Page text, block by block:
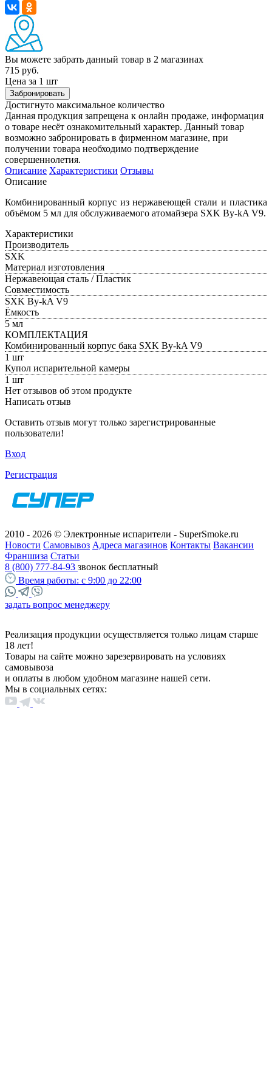
Вы можете забрать данный товар в 2 магазинах
715 руб.
Цена за 1 шт
Забронировать
Достигнуто максимальное количество
Данная продукция запрещена к онлайн продаже, информация
о товаре несёт ознакомительный характер. Данный товар
возможно забронировать в фирменном магазине, при
получении товара необходимо подтверждение
совершеннолетия.
Описание Характеристики Отзывы
Описание
Комбинированный корпус из нержавеющей стали и пластика
объёмом 5 мл для обслуживаемого атомайзера SXK By-kA V9.
Характеристики
Производитель
SXK
Материал изготовления
Нержавеющая сталь / Пластик
Совместимость
SXK By-kA V9
Ёмкость
5 мл
КОМПЛЕКТАЦИЯ
Комбинированный корпус бака SXK By-kA V9
1 шт
Купол испарительной камеры
1 шт
Нет отзывов об этом продукте
Написать отзыв
Оставить отзыв могут только зарегистрированные
пользователи!
Вход
Регистрация
2010 - 2026 © Электронные испарители - SuperSmoke.ru
Новости Самовывоз Адреса магазинов Контакты Вакансии
Франшиза Статьи
8 (800) 777-84-93 звонок бесплатный
Время работы: с 9:00 до 22:00
задать вопрос менеджеру
Реализация продукции осуществляется только лицам старше
18 лет!
Товары на сайте можно зарезервировать на условиях
самовывоза
и оплаты в любом удобном магазине нашей сети.
Мы в социальных сетях: